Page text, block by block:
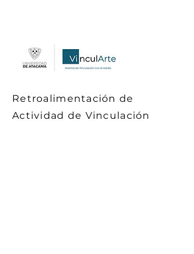
Retroalimentación de
Actividad de Vinculación